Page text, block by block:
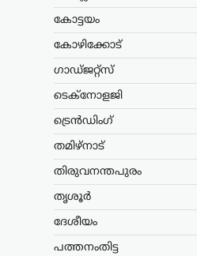
കോട്ടയം
കോഴിക്കോട്
ഗാഡ്ജറ്റ്സ്
ടെക്നോളജി
ട്രെൻഡിംഗ്
തമിഴ്നാട്
തിരുവനന്തപുരം
തൃശൂർ
ദേശീയം
പത്തനംതിട്ട
എം.വി.
ട്രെൻഡിംഗ്,
സമയമില്ല;